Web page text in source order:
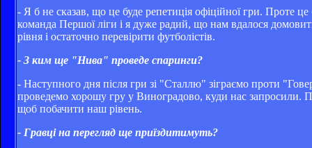
- Я б не сказав, що це буде репетиція офіційної гри. Проте
команда Першої ліги і я дуже радий, що нам вдалося
рівня і остаточно перевірити футболістів.
- З ким ще "Нива" проведе спаринги?
- Наступного дня після гри зі "Сталлю" зіграємо проти
проведемо хорошу гру у Виноградово, куди нас запросили.
щоб побачити наш рівень.
- Гравці на перегляд ще приїздитимуть?